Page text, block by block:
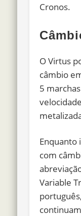
Cronos.
O Virtus
câmbio
5
Enquanto
com
Variable